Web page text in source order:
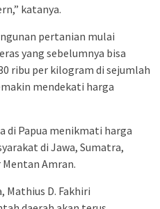
katanya.
pertanian mulai
yang sebelumnya bisa
ribu per kilogram di sejumlah
mendekati harga
di Papua menikmati harga
di Jawa, Sumatra,
Amran.
Mathius D. Fakhiri